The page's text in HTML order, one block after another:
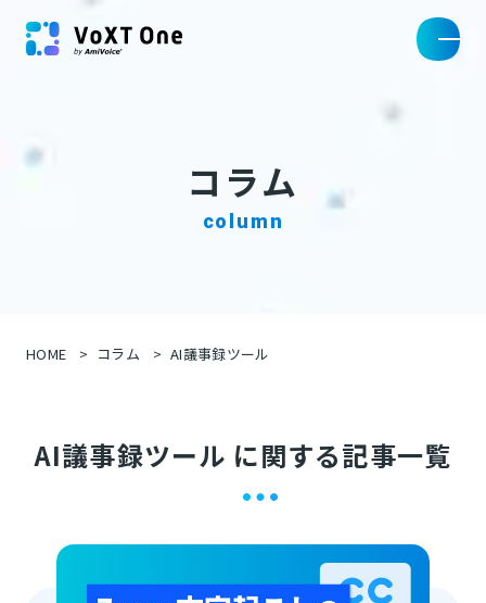
コラム
column
HOME コラム AI議事録ツール
AI議事録ツール に関する記事一覧